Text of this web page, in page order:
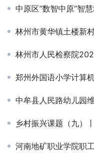
中原区“数智中原”智慧城市能力提升项
林州市黄华镇土楼新村
林州市人民检察院2022
郑州外国语小学计算机
中牟县人民路幼儿园
乡村振兴课题（九）丨乡村振
河南地矿职业学院职工食